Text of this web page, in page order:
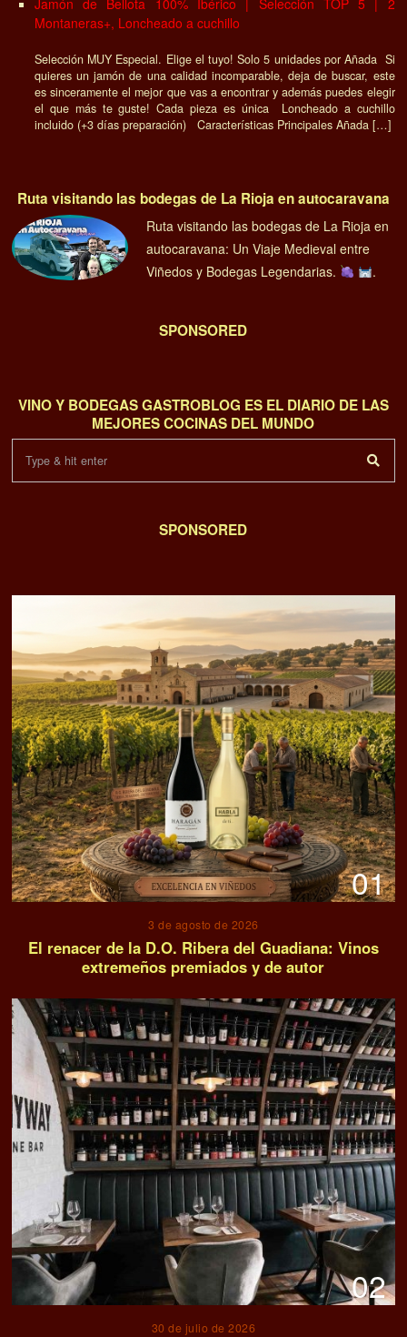
Montaneras+, Loncheado a cuchillo
Selección MUY Especial. Elige el tuyo! Solo 5 unidades por Añada Si
quieres un jamón de una calidad incomparable, deja de buscar, este
es sinceramente el mejor que vas a encontrar y además puedes elegir
el que más te guste! Cada pieza es única Loncheado a cuchillo
incluido (+3 días preparación) Características Principales Añada […]
Ruta visitando las bodegas de La Rioja en autocaravana
Ruta visitando las bodegas de La Rioja en
autocaravana: Un Viaje Medieval entre
Viñedos y Bodegas Legendarias.
.
SPONSORED
VINO Y BODEGAS GASTROBLOG ES EL DIARIO DE LAS
MEJORES COCINAS DEL MUNDO
SPONSORED
01
3 de agosto de 2026
El renacer de la D.O. Ribera del Guadiana: Vinos
extremeños premiados y de autor
02
30 de julio de 2026